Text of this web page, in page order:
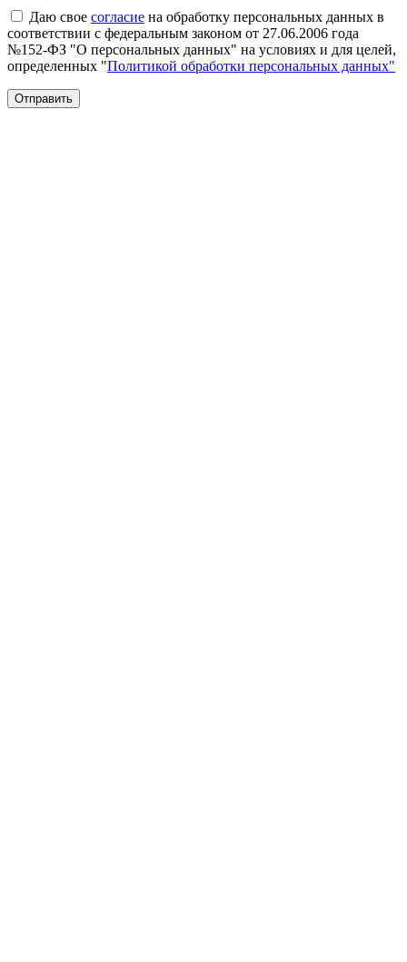
Даю свое согласие на обработку персональных данных в
соответствии с федеральным законом от 27.06.2006 года
№152-ФЗ "О персональных данных" на условиях и для целей,
определенных "Политикой обработки персональных данных"
Отправить